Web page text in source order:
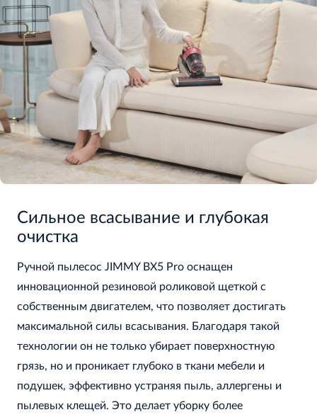
Сильное всасывание и глубокая
очистка
Ручной пылесос JIMMY BX5 Pro оснащен
инновационной резиновой роликовой щеткой с
собственным двигателем, что позволяет достигать
максимальной силы всасывания. Благодаря такой
технологии он не только убирает поверхностную
грязь, но и проникает глубоко в ткани мебели и
подушек, эффективно устраняя пыль, аллергены и
пылевых клещей. Это делает уборку более